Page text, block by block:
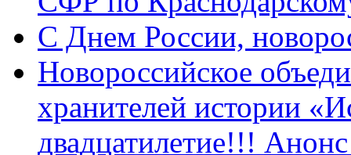
C Днем России,
Новороссийское
хранителей истории
двадцатилетие!!!